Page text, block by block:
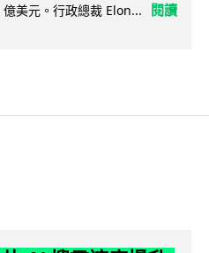
美元。行政總裁 Elon...
閱讀